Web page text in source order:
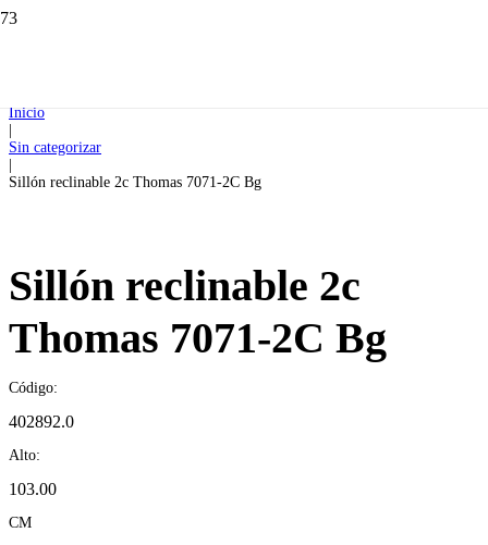
Inicio
|
Sin categorizar
|
Sillón reclinable 2c Thomas 7071-2C Bg
Sillón reclinable 2c
Thomas 7071-2C Bg
Código:
402892.0
Alto:
103.00
CM